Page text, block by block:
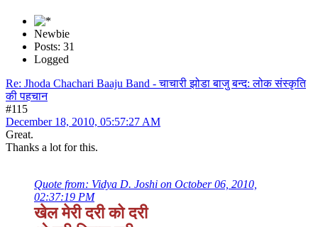
Newbie
Posts: 31
Logged
Re: Jhoda Chachari Baaju Band - चाचारी झोडा बाजु बन्द: लोक संस्कृति
की पहचान
#115
December 18, 2010, 05:57:27 AM
Great.
Thanks a lot for this.
Quote from: Vidya D. Joshi on October 06, 2010,
02:37:19 PM
खेल मेरी दरी को दरी